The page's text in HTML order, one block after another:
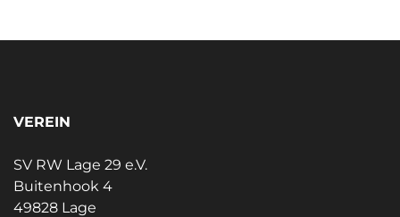
VEREIN
SV RW Lage 29 e.V.
Buitenhook 4
49828 Lage